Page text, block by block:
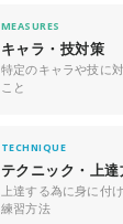
MEASURES
キャラ・技対策
特定のキャラや技に
こと
TECHNIQUE
テクニック・上
上達する為に身に付
練習方法